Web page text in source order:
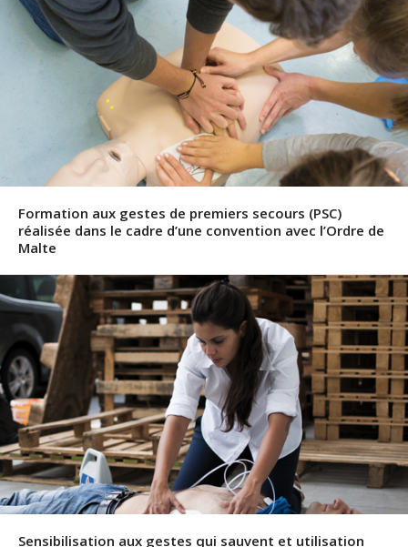
Formation aux gestes de premiers secours (PSC)
réalisée dans le cadre d’une convention avec l’Ordre de
Malte
Sensibilisation aux gestes qui sauvent et utilisation